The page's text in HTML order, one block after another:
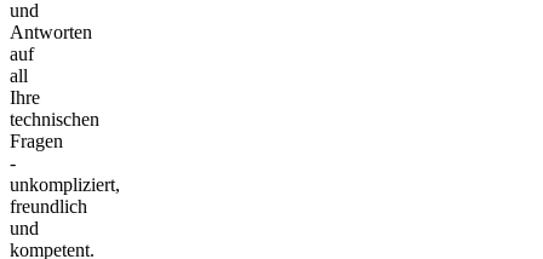
und
Antworten
auf
all
Ihre
technischen
Fragen
-
unkompliziert,
freundlich
und
kompetent.